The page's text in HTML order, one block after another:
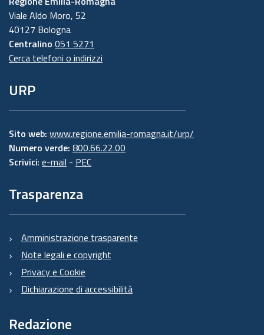
Viale Aldo Moro, 52
40127 Bologna
Centralino 051 5271
Cerca telefoni o indirizzi
URP
Sito web: www.regione.emilia-romagna.it/urp/
Numero verde: 800.66.22.00
Scrivici: e-mail - PEC
Trasparenza
Amministrazione trasparente
Note legali e copyright
Privacy e Cookie
Dichiarazione di accessibilità
Redazione